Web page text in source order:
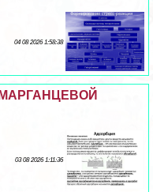
04 08 2026 1:58:38
03 08 2026 1:11:36